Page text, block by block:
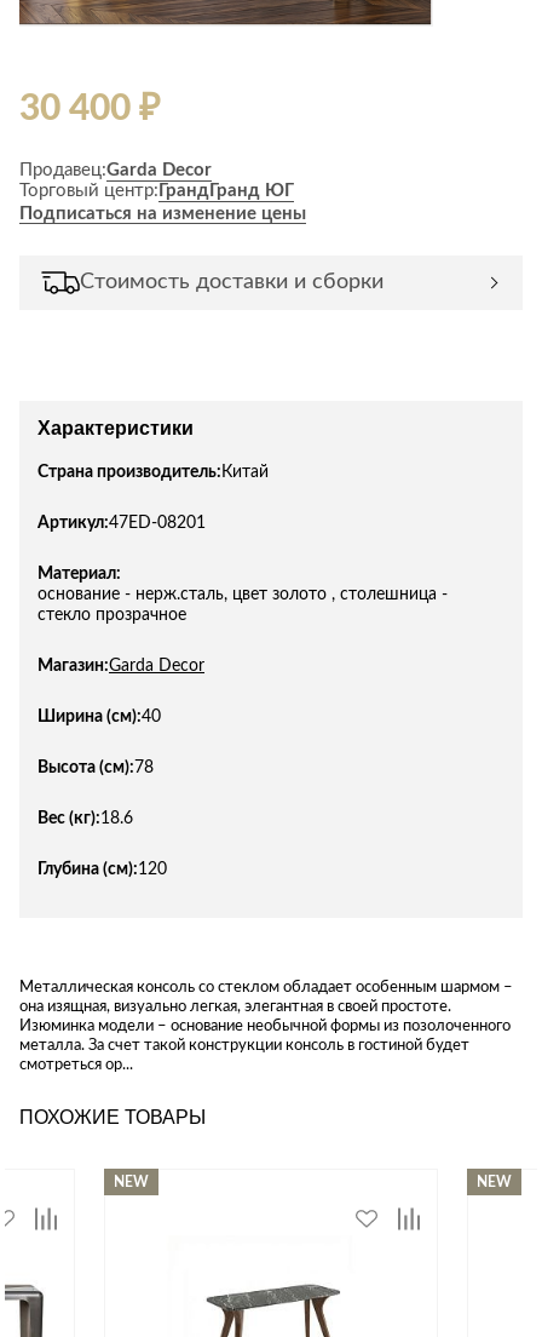
30 400 ₽
Продавец:Garda Decor
Торговый центр: Гранд Гранд ЮГ
Подписаться на изменение цены
Стоимость доставки и сборки
Характеристики
Страна производитель: Китай
Артикул:47ED-08201
Материал:
основание - нерж.сталь, цвет золото , столешница -
стекло прозрачное
Магазин:Garda Decor
Ширина (см):40
Высота (см): 78
Вес (кг):18.6
Глубина (см):120
Металлическая консоль со стеклом обладает особенным шармом –
она изящная, визуально легкая, элегантная в своей простоте.
Изюминка модели – основание необычной формы из позолоченного
металла. За счет такой конструкции консоль в гостиной будет
смотреться ор...
ПОХОЖИЕ ТОВАРЫ
NEW NEW